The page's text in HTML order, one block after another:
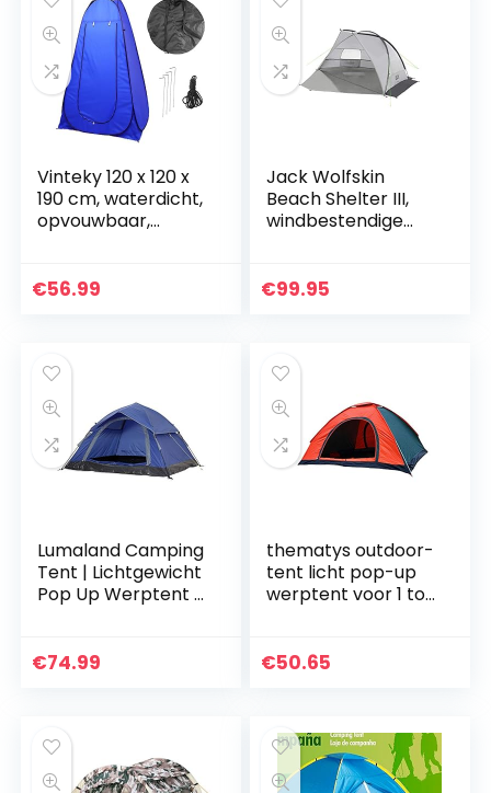
Vinteky 120 x 120 x
190 cm, waterdicht,
opvouwbaar,
lucht
€56.99
Jack Wolfskin
Beach Shelter III,
windbestendige
or 50+, strandtent
€99.95
Lumaland Camping
Tent | Lichtgewicht
Pop Up Werptent |
Trekking & Festival
€74.99
thematys outdoor-
tent licht pop-up
werptent voor 1 tot
tweede tent met
€50.65